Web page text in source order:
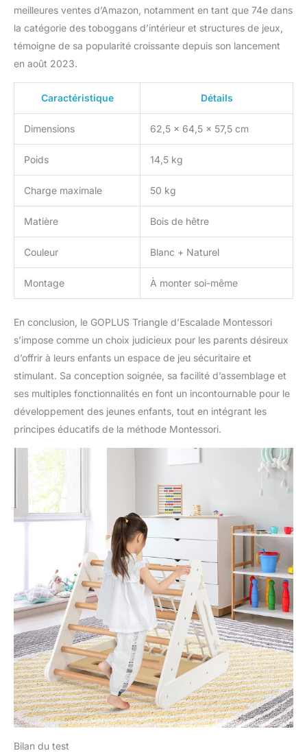
meilleures ventes d’Amazon, notamment en tant que 74e dans
la catégorie des toboggans d’intérieur et structures de jeux,
témoigne de sa popularité croissante depuis son lancement
en août 2023.
Caractéristique Détails
Dimensions 62,5 x 64,5 x 57,5 cm
Poids 14,5 kg
Charge maximale 50 kg
Matière Bois de hêtre
Couleur Blanc + Naturel
Montage À monter soi-même
En conclusion, le GOPLUS Triangle d’Escalade Montessori
s’impose comme un choix judicieux pour les parents désireux
d’offrir à leurs enfants un espace de jeu sécuritaire et
stimulant. Sa conception soignée, sa facilité d’assemblage et
ses multiples fonctionnalités en font un incontournable pour le
développement des jeunes enfants, tout en intégrant les
principes éducatifs de la méthode Montessori.
Bilan du test